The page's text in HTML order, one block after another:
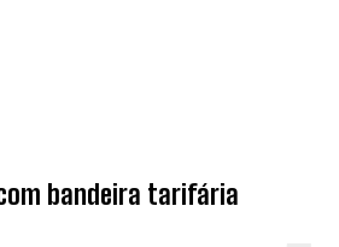
bandeira tarifária